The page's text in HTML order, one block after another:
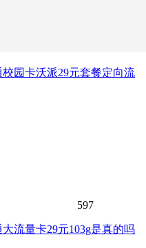
园卡沃派29元套餐定向流
597
流量卡29元103g是真的吗